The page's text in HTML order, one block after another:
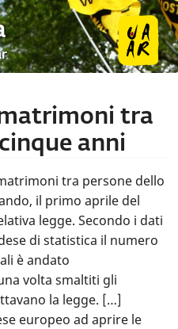
tra
anni
tra persone dello
il primo aprile del
legge. Secondo i dati
di statistica il numero
è andato
volta smaltiti gli
la legge. […]
europeo ad aprire le